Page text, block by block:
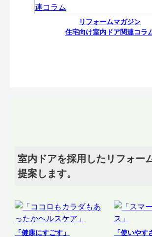
リフォームマガジン
住宅向け室内ドア関連コラ
室内ドアを採用したリフォー
提案します。
「健康にすごす」 「使いやす